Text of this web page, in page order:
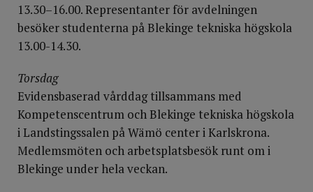
13.30–16.00. Representanter för avdelningen
besöker studenterna på Blekinge tekniska högskola
13.00-14.30.
Torsdag
Evidensbaserad vårddag tillsammans med
Kompetenscentrum och Blekinge tekniska högskola
i Landstingssalen på Wämö center i Karlskrona.
Medlemsmöten och arbetsplatsbesök runt om i
Blekinge under hela veckan.